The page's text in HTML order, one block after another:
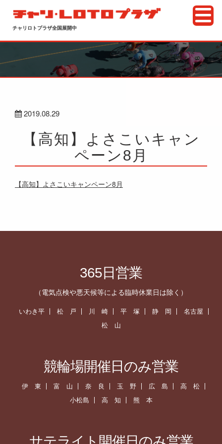
チャリロトプラザ全国展開中
2019.08.29
【高知】よさこいキャン
ペーン8月
【高知】よさこいキャンペーン8月
365日営業
（電気点検や悪天候等による臨時休業日は除く）
いわき平 松 戸 川 崎 平 塚 静 岡
名古屋
松 山
競輪場開催日のみ営業
伊 東 富 山 奈 良 玉 野 広 島
高 松
小松島
高 知 熊 本